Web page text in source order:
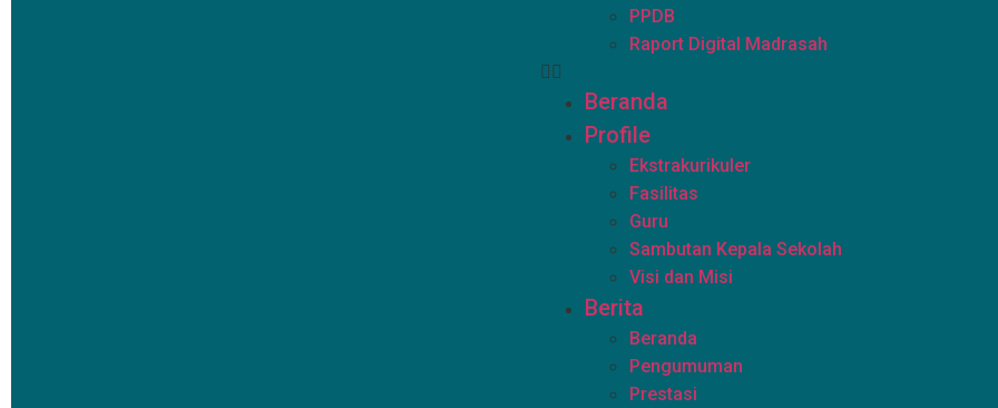
PPDB
Raport Digital Madrasah
Beranda
Profile
Ekstrakurikuler
Fasilitas
Guru
Sambutan Kepala Sekolah
Visi dan Misi
Berita
Beranda
Pengumuman
Prestasi